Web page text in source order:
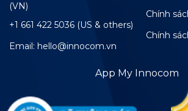
(VN)
+1 661 422 5036 (US & others)
Email: hello@innocom.vn
Chính
Chính
App My Innocom